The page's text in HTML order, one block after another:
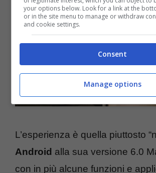
L’esperienza è quella piuttosto
Android alla sua versione 6.0
con in più alcune funzioni e
your options below. Look for a link at the
or in the site menu to manage or withdraw
and cookie settings.
Consent
Manage options